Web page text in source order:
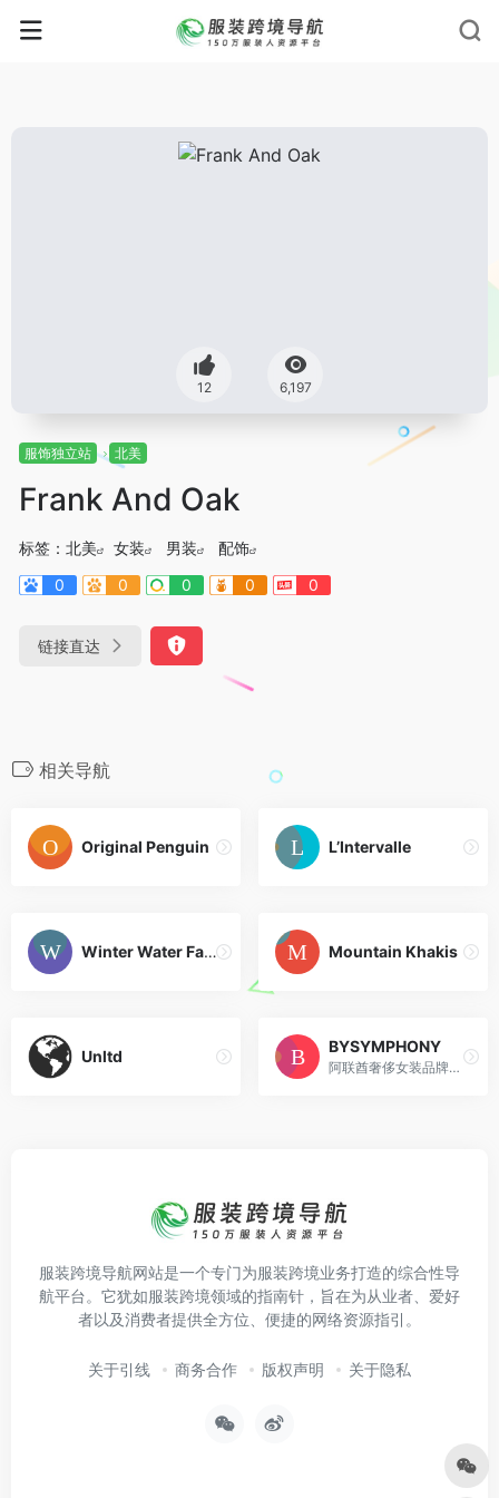
12 6,197
服饰独立站 北美
Frank And Oak
标签： 北美 女装 男装
配饰
0
0 0 0 0
链接直达
相关导航
Original Penguin L’Intervalle
Winter Water Factory Mountain Khakis
Unltd
BYSYMPHONY
阿联酋奢侈女装品牌网站
服装跨境导航网站是一个专门为服装跨境业务打造的综合性导
航平台。它犹如服装跨境领域的指南针，旨在为从业者、爱好
者以及消费者提供全方位、便捷的网络资源指引。
关于引线 商务合作 版权声明 关于隐私